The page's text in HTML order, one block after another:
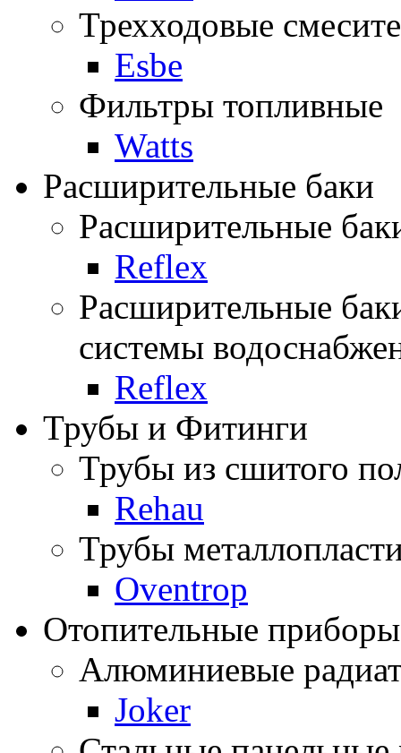
Трехходовые
Esbe
Фильтры топливные
Watts
Расширительные баки
Расширительные
Reflex
Расширительные
системы
Reflex
Трубы и Фитинги
Трубы из сшитого
Rehau
Трубы
Oventrop
Отопительные приборы
Алюминиевые
Joker